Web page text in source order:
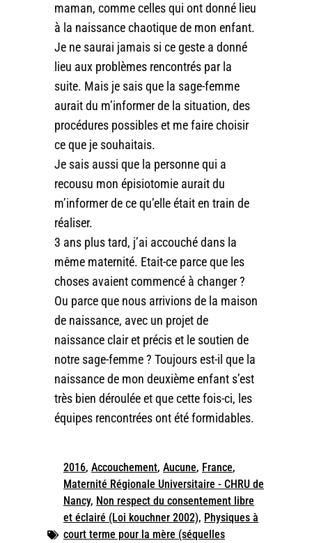
maman, comme celles qui ont donné lieu
à la naissance chaotique de mon enfant.
Je ne saurai jamais si ce geste a donné
lieu aux problèmes rencontrés par la
suite. Mais je sais que la sage-femme
aurait du m’informer de la situation, des
procédures possibles et me faire choisir
ce que je souhaitais.
Je sais aussi que la personne qui a
recousu mon épisiotomie aurait du
m’informer de ce qu’elle était en train de
réaliser.
3 ans plus tard, j’ai accouché dans la
même maternité. Etait-ce parce que les
choses avaient commencé à changer ?
Ou parce que nous arrivions de la maison
de naissance, avec un projet de
naissance clair et précis et le soutien de
notre sage-femme ? Toujours est-il que la
naissance de mon deuxième enfant s’est
très bien déroulée et que cette fois-ci, les
équipes rencontrées ont été formidables.
2016, Accouchement, Aucune, France,
Maternité Régionale Universitaire - CHRU de
Nancy, Non respect du consentement libre
et éclairé (Loi kouchner 2002), Physiques à
court terme pour la mère (séquelles